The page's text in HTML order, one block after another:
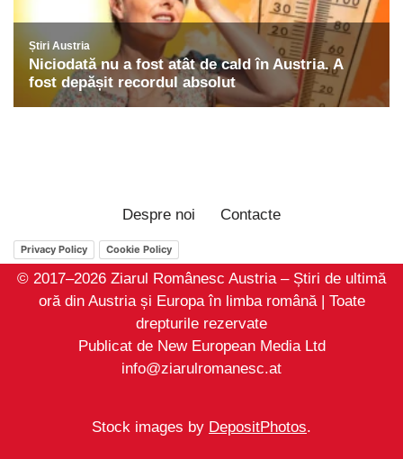
Despre noi Contacte
Privacy Policy Cookie Policy
© 2017–2026 Ziarul Românesc Austria – Știri de ultimă
oră din Austria și Europa în limba română | Toate
drepturile rezervate
Publicat de New European Media Ltd
info@ziarulromanesc.at
Stock images by DepositPhotos.